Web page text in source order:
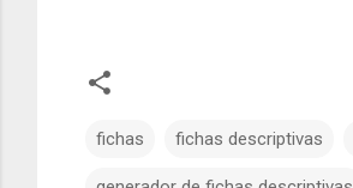
fichas fichas descriptivas